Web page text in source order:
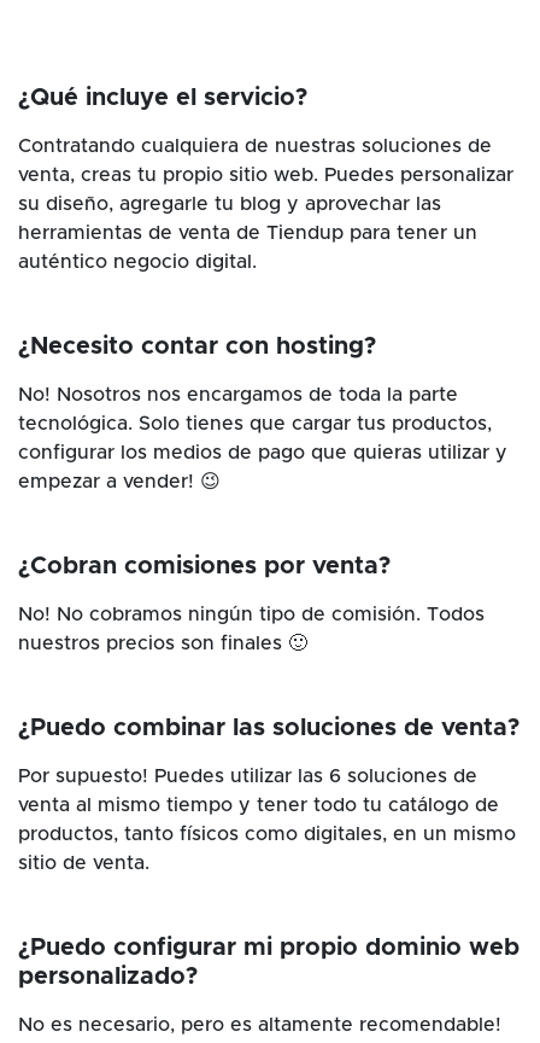
¿Qué incluye el servicio?
Contratando cualquiera de nuestras soluciones de
venta, creas tu propio sitio web. Puedes personalizar
su diseño, agregarle tu blog y aprovechar las
herramientas de venta de Tiendup para tener un
auténtico negocio digital.
¿Necesito contar con hosting?
No! Nosotros nos encargamos de toda la parte
tecnológica. Solo tienes que cargar tus productos,
configurar los medios de pago que quieras utilizar y
empezar a vender! 😉
¿Cobran comisiones por venta?
No! No cobramos ningún tipo de comisión. Todos
nuestros precios son finales 🙂
¿Puedo combinar las soluciones de venta?
Por supuesto! Puedes utilizar las 6 soluciones de
venta al mismo tiempo y tener todo tu catálogo de
productos, tanto físicos como digitales, en un mismo
sitio de venta.
¿Puedo configurar mi propio dominio web
personalizado?
No es necesario, pero es altamente recomendable!